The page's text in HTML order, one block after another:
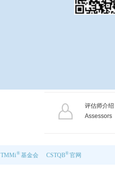
CSTQB
基金会
TMMi 官网
® ®
评估师介绍
Assessors